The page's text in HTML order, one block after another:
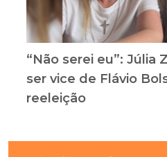
“Não serei eu”: Júlia
ser vice de Flávio
reeleição